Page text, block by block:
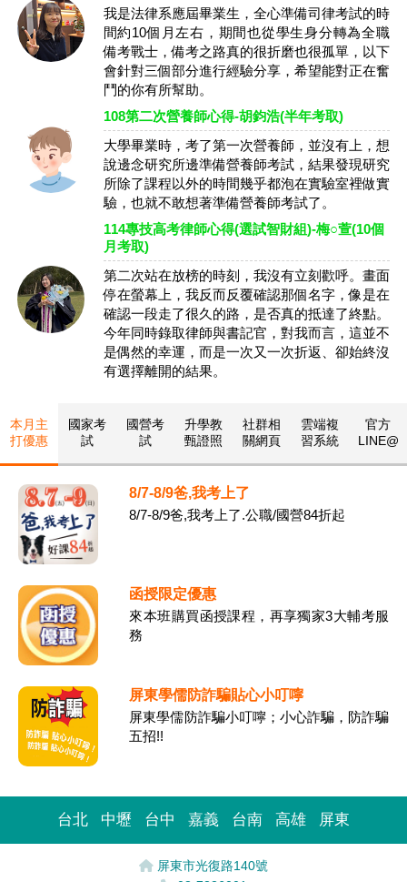
我是法律系應屆畢業生，全心準備司律考試的時
間約10個月左右，期間也從學生身分轉為全職
備考戰士，備考之路真的很折磨也很孤單，以下
會針對三個部分進行經驗分享，希望能對正在奮
鬥的你有所幫助。
108第二次營養師心得-胡鈞浩(半年考取)
大學畢業時，考了第一次營養師，並沒有上，想
說邊念研究所邊準備營養師考試，結果發現研究
所除了課程以外的時間幾乎都泡在實驗室裡做實
驗，也就不敢想著準備營養師考試了。
114專技高考律師心得(選試智財組)-梅○萱(10個
月考取)
第二次站在放榜的時刻，我沒有立刻歡呼。畫面
停在螢幕上，我反而反覆確認那個名字，像是在
確認一段走了很久的路，是否真的抵達了終點。
今年同時錄取律師與書記官，對我而言，這並不
是偶然的幸運，而是一次又一次折返、卻始終沒
有選擇離開的結果。
本月主
打優惠
國家考
試
國營考
試
升學教
甄證照
社群相
關網頁
雲端複
習系統
官方
LINE@
8/7-8/9爸,我考上了
8/7-8/9爸,我考上了.公職/國營84折起
函授限定優惠
來本班購買函授課程，再享獨家3大輔考服
務
屏東學儒防詐騙貼心小叮嚀
屏東學儒防詐騙小叮嚀；小心詐騙，防詐騙
五招!!
台北 中壢 台中 嘉義 台南 高雄 屏東
屏東市光復路140號